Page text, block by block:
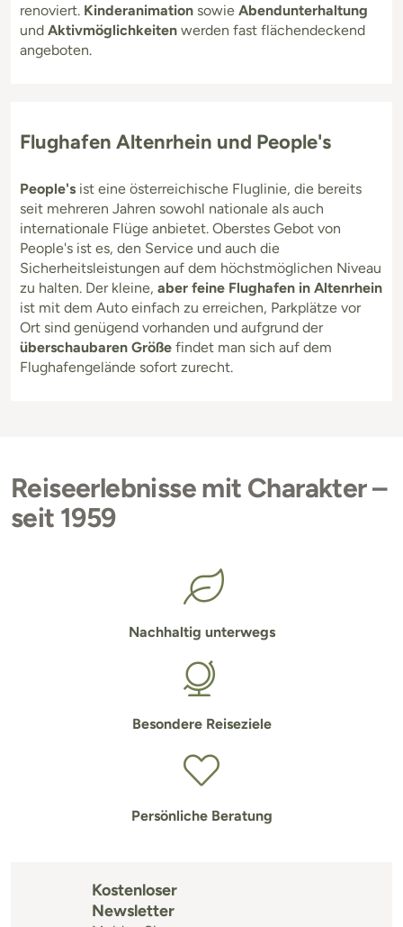
renoviert. Kinderanimation sowie Abendunterhaltung
und Aktivmöglichkeiten werden fast flächendeckend
angeboten.
Flughafen Altenrhein und People's
People's ist eine österreichische Fluglinie, die bereits
seit mehreren Jahren sowohl nationale als auch
internationale Flüge anbietet. Oberstes Gebot von
People's ist es, den Service und auch die
Sicherheitsleistungen auf dem höchstmöglichen Niveau
zu halten. Der kleine, aber feine Flughafen in Altenrhein
ist mit dem Auto einfach zu erreichen, Parkplätze vor
Ort sind genügend vorhanden und aufgrund der
überschaubaren Größe findet man sich auf dem
Flughafengelände sofort zurecht.
Reiseerlebnisse mit Charakter –
seit 1959
Nachhaltig unterwegs
Besondere Reiseziele
Persönliche Beratung
Kostenloser
Newsletter